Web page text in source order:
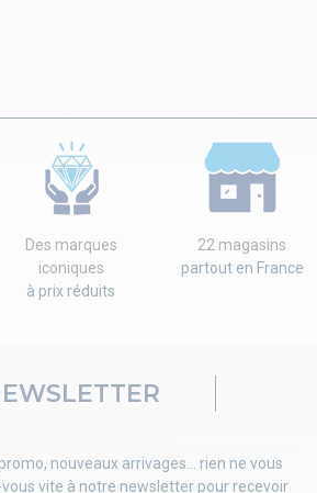
Des marques
iconiques
à prix réduits
22 magasins
partout en France
nouveaux arrivages... rien ne vous
vite à notre newsletter pour recevoir